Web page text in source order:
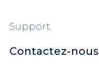
Support
Contactez-nous